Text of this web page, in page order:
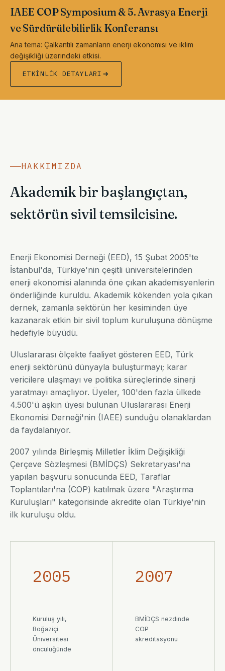
IAEE COP Symposium & 5. Avrasya Enerji
ve Sürdürülebilirlik Konferansı
Ana tema: Çalkantılı zamanların enerji ekonomisi ve iklim
değişikliği üzerindeki etkisi.
ETKINLIK DETAYLARI
HAKKIMIZDA
Akademik bir başlangıçtan,
sektörün sivil temsilcisine.
Enerji Ekonomisi Derneği (EED), 15 Şubat 2005'te
İstanbul'da, Türkiye'nin çeşitli üniversitelerinden
enerji ekonomisi alanında öne çıkan akademisyenlerin
önderliğinde kuruldu. Akademik kökenden yola çıkan
dernek, zamanla sektörün her kesiminden üye
kazanarak etkin bir sivil toplum kuruluşuna dönüşme
hedefiyle büyüdü.
Uluslararası ölçekte faaliyet gösteren EED, Türk
enerji sektörünü dünyayla buluşturmayı; karar
vericilere ulaşmayı ve politika süreçlerinde sinerji
yaratmayı amaçlıyor. Üyeler, 100'den fazla ülkede
4.500'ü aşkın üyesi bulunan Uluslararası Enerji
Ekonomisi Derneği'nin (IAEE) sunduğu olanaklardan
da faydalanıyor.
2007 yılında Birleşmiş Milletler İklim Değişikliği
Çerçeve Sözleşmesi (BMİDÇS) Sekretaryası'na
yapılan başvuru sonucunda EED, Taraflar
Toplantıları'na (COP) katılmak üzere "Araştırma
Kuruluşları" kategorisinde akredite olan Türkiye'nin
ilk kuruluşu oldu.
2005
Kuruluş yılı,
Boğaziçi
Üniversitesi
öncülüğünde
2007
BMİDÇS nezdinde
COP
akreditasyonu